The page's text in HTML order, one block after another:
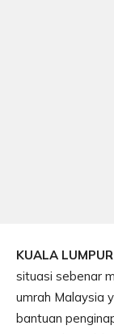
KUALA LUMPUR
situasi sebenar
umrah Malaysia
bantuan